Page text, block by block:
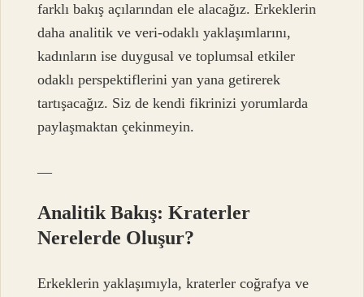
farklı bakış açılarından ele alacağız. Erkeklerin
daha analitik ve veri‑odaklı yaklaşımlarını,
kadınların ise duygusal ve toplumsal etkiler
odaklı perspektiflerini yan yana getirerek
tartışacağız. Siz de kendi fikrinizi yorumlarda
paylaşmaktan çekinmeyin.
—
Analitik Bakış: Kraterler
Nerelerde Oluşur?
Erkeklerin yaklaşımıyla, kraterler coğrafya ve